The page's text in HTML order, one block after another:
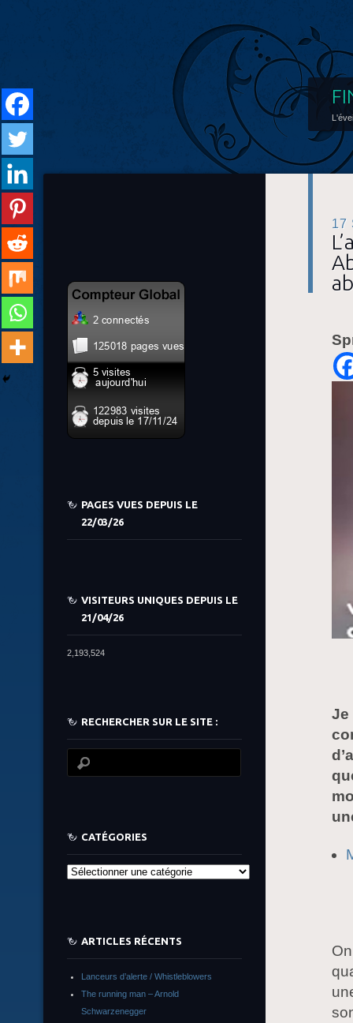
17
Je
PAGES VUES DEPUIS LE
22/03/26
VISITEURS UNIQUES DEPUIS LE
21/04/26
2,193,524
RECHERCHER SUR LE SITE :
CATÉGORIES
Catégories
ARTICLES RÉCENTS
Lanceurs d’alerte / Whistleblowers
The running man – Arnold
Schwarzenegger